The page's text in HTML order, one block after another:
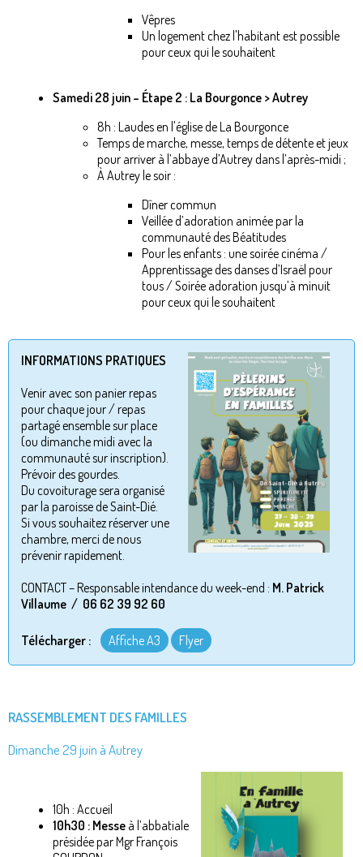
Vêpres
Un logement chez l'habitant est possible
pour ceux qui le souhaitent
Samedi 28 juin – Étape 2 : La Bourgonce > Autrey
8h : Laudes en l'église de La Bourgonce
Temps de marche, messe, temps de détente et jeux
pour arriver à l’abbaye d’Autrey dans l’après-midi ;
À Autrey le soir :
Dîner commun
Veillée d’adoration animée par la
communauté des Béatitudes
Pour les enfants : une soirée cinéma /
Apprentissage des danses d’Israël pour
tous / Soirée adoration jusqu’à minuit
pour ceux qui le souhaitent
INFORMATIONS PRATIQUES
Venir avec son panier repas
pour chaque jour / repas
partagé ensemble sur place
(ou dimanche midi avec la
communauté sur inscription).
Prévoir des gourdes.
Du covoiturage sera organisé
par la paroisse de Saint-Dié.
Si vous souhaitez réserver une
chambre, merci de nous
prévenir rapidement.
CONTACT – Responsable intendance du week-end : M. Patrick
Villaume / 06 62 39 92 60
Télécharger : Affiche A3 Flyer
RASSEMBLEMENT DES FAMILLES
Dimanche 29 juin à Autrey
10h : Accueil
10h30 : Messe à l’abbatiale
présidée par Mgr François